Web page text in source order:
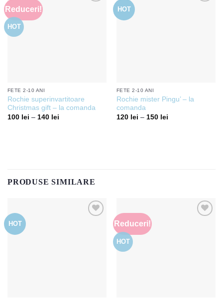
Reduceri!
HOT
FETE 2-10 ANI
Rochie superinvartitoare
Christmas gift – la comanda
100 lei – 140 lei
HOT
FETE 2-10 ANI
Rochie mister Pingu’ – la
comanda
120 lei – 150 lei
PRODUSE SIMILARE
HOT Reduceri!
HOT